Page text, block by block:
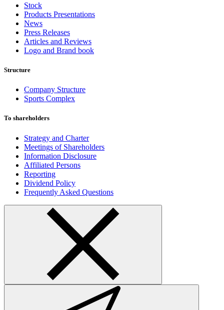
Stock
Products Presentations
News
Press Releases
Articles and Reviews
Logo and Brand book
Structure
Company Structure
Sports Complex
To shareholders
Strategy and Charter
Meetings of Shareholders
Information Disclosure
Affiliated Persons
Reporting
Dividend Policy
Frequently Asked Questions